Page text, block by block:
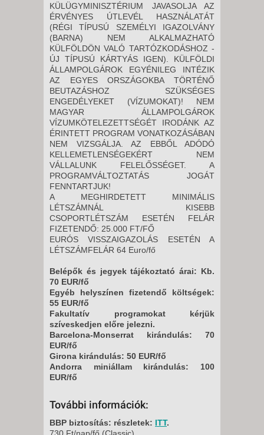
KÜLÜGYMINISZTÉRIUM JAVASOLJA AZ
ÉRVÉNYES ÚTLEVÉL HASZNÁLATÁT
(RÉGI TÍPUSÚ SZEMÉLYI IGAZOLVÁNY
(BARNA) NEM ALKALMAZHATÓ
KÜLFÖLDÖN VALÓ TARTÓZKODÁSHOZ -
ÚJ TÍPUSÚ KÁRTYÁS IGEN). KÜLFÖLDI
ÁLLAMPOLGÁROK EGYÉNILEG INTÉZIK
AZ EGYES ORSZÁGOKBA TÖRTÉNŐ
BEUTAZÁSHOZ SZÜKSÉGES
ENGEDÉLYEKET (VÍZUMOKAT)! NEM
MAGYAR ÁLLAMPOLGÁROK
VÍZUMKÖTELEZETTSÉGÉT IRODÁNK AZ
ÉRINTETT PROGRAM VONATKOZÁSÁBAN
NEM VIZSGÁLJA. AZ EBBŐL ADÓDÓ
KELLEMETLENSÉGEKÉRT NEM
VÁLLALUNK FELELŐSSÉGET. A
PROGRAMVÁLTOZTATÁS JOGÁT
FENNTARTJUK!
A MEGHIRDETETT MINIMÁLIS
LÉTSZÁMNÁL KISEBB
CSOPORTLÉTSZÁM ESETÉN FELÁR
FIZETENDŐ: 25.000 FT/FŐ
EURÓS VISSZAIGAZOLÁS ESETÉN A
LÉTSZÁMFELÁR 64 Euro/fő
Belépők és jegyek tájékoztató árai: Kb.
70 EUR/fő
Egyéb helyszínen fizetendő költségek:
55 EUR/fő
Fakultatív programokat kérjük
szíveskedjen előre jelezni.
Barcelona-Monserrat kirándulás: 70
EUR/fő
Girona kirándulás: 50 EUR/fő
Andorra miniállam kirándulás: 100
EUR/fő
További információk:
BBP biztosítás: részletek: ITT.